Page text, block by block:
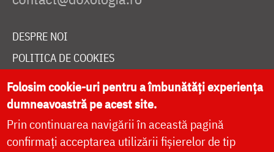
DESPRE NOI
POLITICA DE COOKIES
DONEAZĂ ONLINE PENTRU CATEDRALA NAȚIONALĂ
LIVE
Folosim cookie-uri pentru a îmbunătăți experiența
dumneavoastră pe acest site.
Prin continuarea navigării în această pagină
confirmați acceptarea utilizării fișierelor de tip